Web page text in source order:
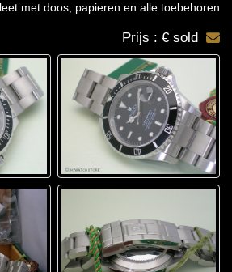
met doos, papieren en alle toebehoren
Prijs : € sold